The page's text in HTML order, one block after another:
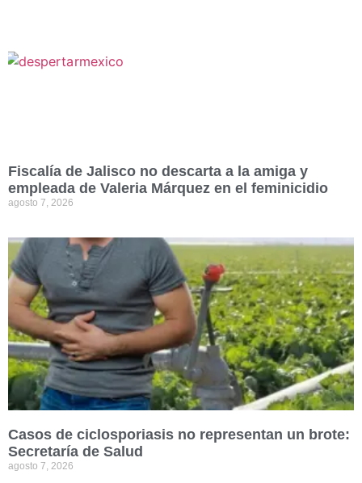
Fiscalía de Jalisco no descarta a la amiga y
empleada de Valeria Márquez en el feminicidio
agosto 7, 2026
Casos de ciclosporiasis no representan un brote:
Secretaría de Salud
agosto 7, 2026